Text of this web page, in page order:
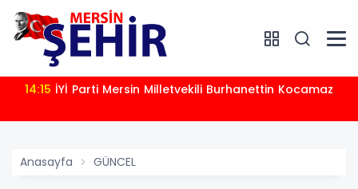
14:15 İYİ Parti Mersin Milletvekili Burhanettin Kocamaz
Anasayfa GÜNCEL